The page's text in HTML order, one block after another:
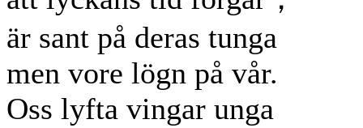
är sant på deras tunga
men vore lögn på vår.
Oss lyfta vingar unga